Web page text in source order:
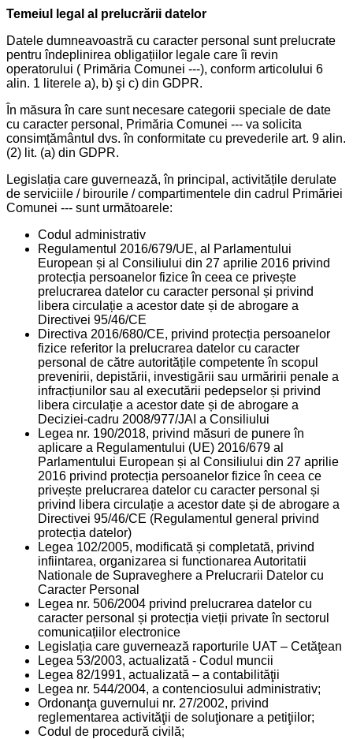
Temeiul legal al prelucrării datelor
Datele dumneavoastră cu caracter personal sunt prelucrate
pentru îndeplinirea obligațiilor legale care îi revin
operatorului ( Primăria Comunei ---), conform articolului 6
alin. 1 literele a), b) şi c) din GDPR.
În măsura în care sunt necesare categorii speciale de date
cu caracter personal, Primăria Comunei --- va solicita
consimțământul dvs. în conformitate cu prevederile art. 9 alin.
(2) lit. (a) din GDPR.
Legislația care guvernează, în principal, activitățile derulate
de serviciile / birourile / compartimentele din cadrul Primăriei
Comunei --- sunt următoarele:
Codul administrativ
Regulamentul 2016/679/UE, al Parlamentului
European și al Consiliului din 27 aprilie 2016 privind
protecția persoanelor fizice în ceea ce privește
prelucrarea datelor cu caracter personal și privind
libera circulație a acestor date și de abrogare a
Directivei 95/46/CE
Directiva 2016/680/CE, privind protecția persoanelor
fizice referitor la prelucrarea datelor cu caracter
personal de către autoritățile competente în scopul
prevenirii, depistării, investigării sau urmăririi penale a
infracțiunilor sau al executării pedepselor și privind
libera circulație a acestor date și de abrogare a
Deciziei-cadru 2008/977/JAI a Consiliului
Legea nr. 190/2018, privind măsuri de punere în
aplicare a Regulamentului (UE) 2016/679 al
Parlamentului European și al Consiliului din 27 aprilie
2016 privind protecția persoanelor fizice în ceea ce
privește prelucrarea datelor cu caracter personal și
privind libera circulație a acestor date și de abrogare a
Directivei 95/46/CE (Regulamentul general privind
protecția datelor)
Legea 102/2005, modificată și completată, privind
infiintarea, organizarea si functionarea Autoritatii
Nationale de Supraveghere a Prelucrarii Datelor cu
Caracter Personal
Legea nr. 506/2004 privind prelucrarea datelor cu
caracter personal și protecția vieții private în sectorul
comunicațiilor electronice
Legislația care guvernează raporturile UAT – Cetăţean
Legea 53/2003, actualizată - Codul muncii
Legea 82/1991, actualizată – a contabilităţii
Legea nr. 544/2004, a contenciosului administrativ;
Ordonanţa guvernului nr. 27/2002, privind
reglementarea activităţii de soluţionare a petiţiilor;
Codul de procedură civilă;